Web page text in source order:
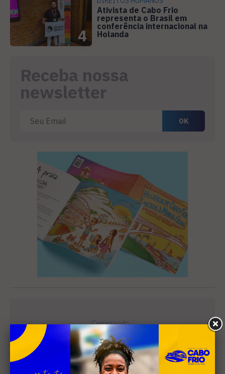
4
Ativista de Cabo Frio
representa o Brasil em
conferência internacional na
Holanda
Receba nossa
newsletter
Leia Também